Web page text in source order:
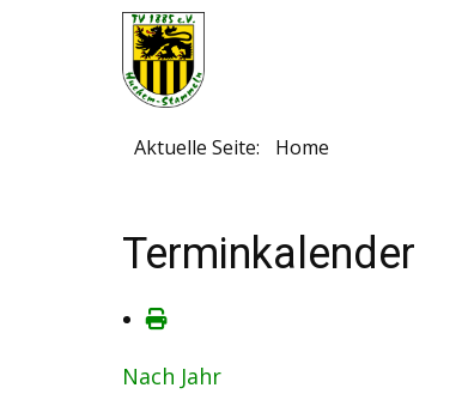
Aktuelle Seite: Home
Terminkalender
Nach Jahr